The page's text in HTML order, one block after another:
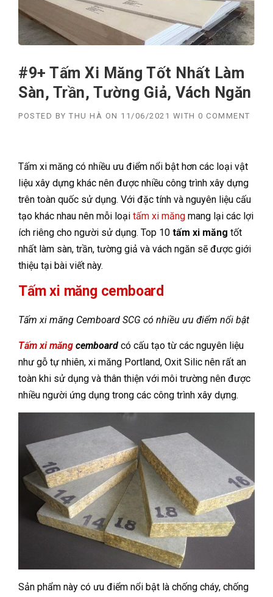
#9+ Tấm Xi Măng Tốt Nhất Làm
Sàn, Trần, Tường Giả, Vách Ngăn
POSTED BY THU HÀ ON 11/06/2021 WITH 0 COMMENT
Tấm xi măng có nhiều ưu điểm nổi bật hơn các loại vật
liệu xây dựng khác nên được nhiều công trình xây dựng
trên toàn quốc sử dụng. Với đặc tính và nguyên liệu cấu
tạo khác nhau nên mỗi loại tấm xi măng mang lại các lợi
ích riêng cho người sử dụng. Top 10 tấm xi măng tốt
nhất làm sàn, trần, tường giả và vách ngăn sẽ được giới
thiệu tại bài viết này.
Tấm xi măng cemboard
Tấm xi măng Cemboard SCG có nhiều ưu điểm nổi bật
Tấm xi măng cemboard có cấu tạo từ các nguyên liệu
như gỗ tự nhiên, xi măng Portland, Oxit Silic nên rất an
toàn khi sử dụng và thân thiện với môi trường nên được
nhiều người ứng dụng trong các công trình xây dựng.
Sản phẩm này có ưu điểm nổi bật là chống cháy, chống